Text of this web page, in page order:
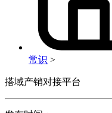
常识 >
搭域产销对接平台